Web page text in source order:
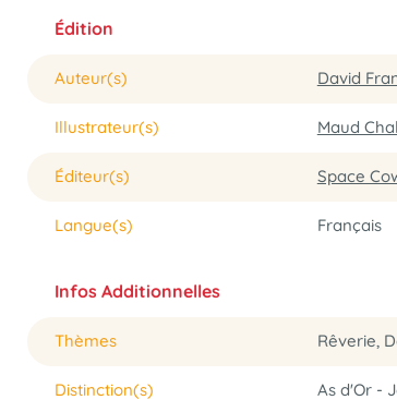
Édition
Auteur(s) David
Illustrateur(s) Maud
Éditeur(s) Space
Langue(s) Français
Infos Additionnelles
Thèmes Rêverie,
Distinction(s) As d'Or -